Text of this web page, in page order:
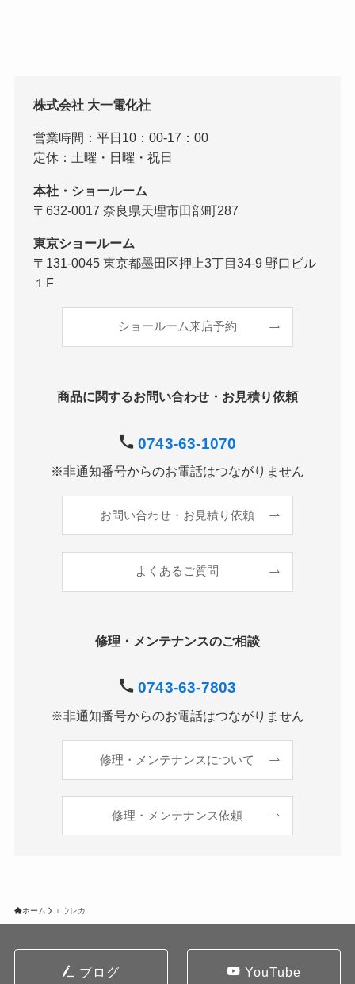
株式会社 大一電化社
営業時間：平日10：00-17：00
定休：土曜・日曜・祝日
本社・ショールーム
〒632-0017 奈良県天理市田部町287
東京ショールーム
〒131-0045 東京都墨田区押上3丁目34-9 野口ビル
１F
ショールーム来店予約
商品に関するお問い合わせ・お見積り依頼
0743-63-1070
※非通知番号からのお電話はつながりません
お問い合わせ・お見積り依頼
よくあるご質問
修理・メンテナンスのご相談
0743-63-7803
※非通知番号からのお電話はつながりません
修理・メンテナンスについて
修理・メンテナンス依頼
ホーム エウレカ
ブログ YouTube